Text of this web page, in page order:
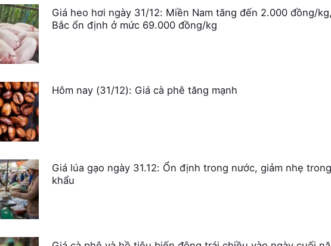
Giá heo hơi ngày 31/12: Miền Nam tăng đến 2.000 đồng/
Bắc ổn định ở mức 69.000 đồng/kg
Hôm nay (31/12): Giá cà phê tăng mạnh
Giá lúa gạo ngày 31.12: Ổn định trong nước, giảm nhẹ
khẩu